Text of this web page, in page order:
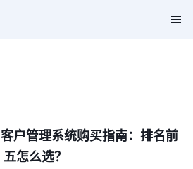
户管理系统购买指南：排名前
五怎么选？